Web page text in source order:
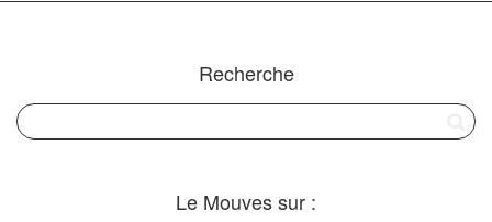
Recherche
Le Mouves sur :